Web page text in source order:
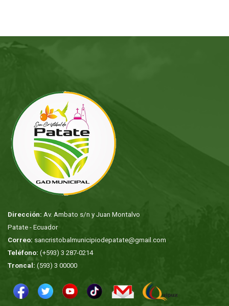
Dirección: Av. Ambato s/n y Juan Montalvo
Patate - Ecuador
Correo: sancristobalmunicipiodepatate@gmail.com
Teléfono: (+593) 3 287-0214
Troncal: (593) 3 00000